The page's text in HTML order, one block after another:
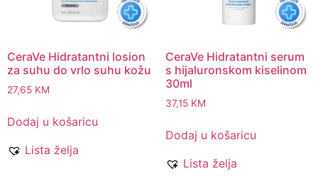
CeraVe Hidratantni losion
za suhu do vrlo suhu kožu
27,65 KM
Dodaj u košaricu
Lista želja
CeraVe Hidratantni serum
s hijaluronskom kiselinom
30ml
37,15 KM
Dodaj u košaricu
Lista želja